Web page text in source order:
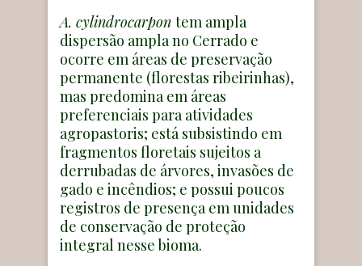
A. cylindrocarpon tem ampla
dispersão ampla no Cerrado e
ocorre em áreas de preservação
permanente (florestas ribeirinhas),
mas predomina em áreas
preferenciais para atividades
agropastoris; está subsistindo em
fragmentos floretais sujeitos a
derrubadas de árvores, invasões de
gado e incêndios; e possui poucos
registros de presença em unidades
de conservação de proteção
integral nesse bioma.